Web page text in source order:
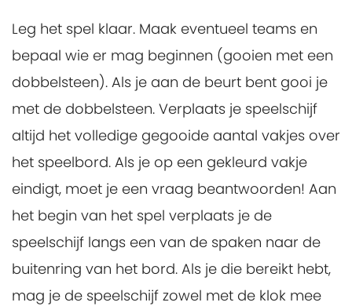
Leg het spel klaar. Maak eventueel teams en
bepaal wie er mag beginnen (gooien met een
dobbelsteen). Als je aan de beurt bent gooi je
met de dobbelsteen. Verplaats je speelschijf
altijd het volledige gegooide aantal vakjes over
het speelbord. Als je op een gekleurd vakje
eindigt, moet je een vraag beantwoorden! Aan
het begin van het spel verplaats je de
speelschijf langs een van de spaken naar de
buitenring van het bord. Als je die bereikt hebt,
mag je de speelschijf zowel met de klok mee